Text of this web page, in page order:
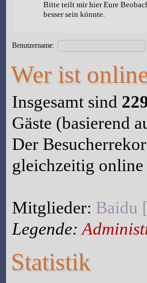
Bitte teilt mir hier Eure
besser sein könnte.
Benutzername:
Wer ist
Insgesamt sind
Gäste (basierend
Der
gleichzeitig online
Mitglieder: Baidu
Legende:
Statistik